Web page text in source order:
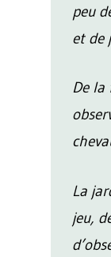
peu
et de
De la
La
jeu,